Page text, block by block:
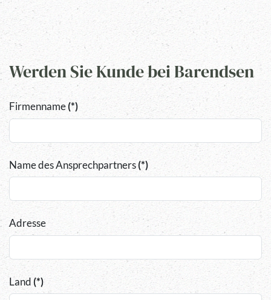
Werden Sie Kunde bei Barendsen
Firmenname(*)
Name des Ansprechpartners(*)
Adresse
Land(*)